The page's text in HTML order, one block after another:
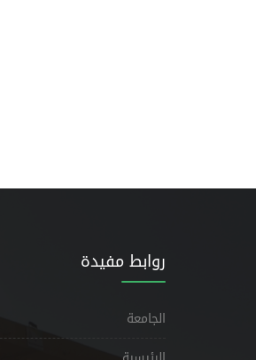
روابط مفيدة
الجامعة